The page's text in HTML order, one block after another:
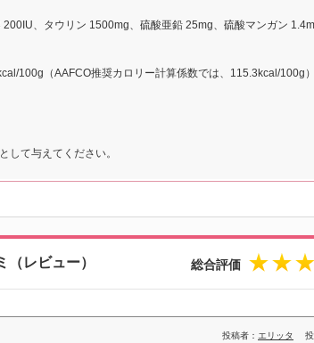
、タウリン 1500mg、硫酸亜鉛 25mg、硫酸マンガン
100g（AAFCO推奨カロリー計算係数では、115.3kcal/100g）
して与えてください。
（レビュー） 総合評価
投稿者： エリッタ 投